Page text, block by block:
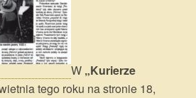
W „Kurierze
tego roku na stronie 18,